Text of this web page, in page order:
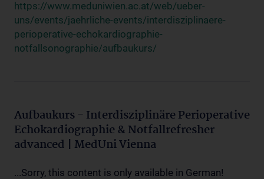
https://www.meduniwien.ac.at/web/ueber-
uns/events/jaehrliche-events/interdisziplinaere-
perioperative-echokardiographie-
notfallsonographie/aufbaukurs/
Aufbaukurs - Interdisziplinäre Perioperative
Echokardiographie & Notfallrefresher
advanced | MedUni Vienna
...Sorry, this content is only available in German!